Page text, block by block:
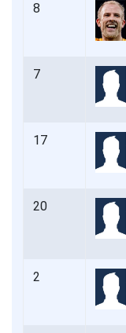
8
7
17
20
2